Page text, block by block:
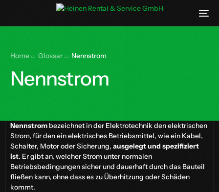
Home Glossar Nennstrom
Nennstrom
Nennstrom bezeichnet in der Elektrotechnik den elektrischen
Strom, für den ein elektrisches Betriebsmittel, wie ein Kabel,
Schalter, Motor oder Sicherung,ausgelegt und spezifiziert
ist. Er gibt an, welcher Strom unter normalen
Betriebsbedingungen sicher und dauerhaft durch das Bauteil
fließen kann, ohne dass es zu Überhitzung oder Schäden
kommt.